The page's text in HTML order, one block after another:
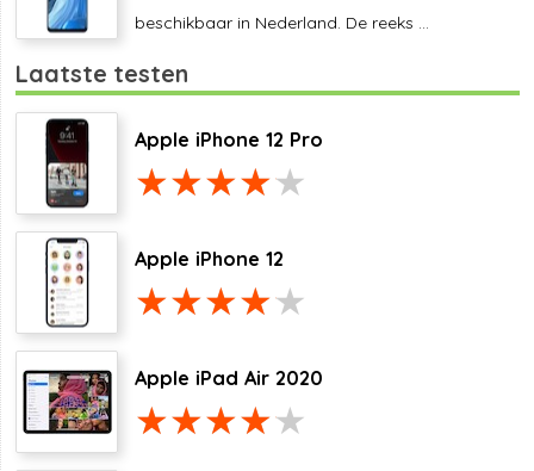
beschikbaar in Nederland. De reeks ...
Laatste testen
Apple iPhone 12 Pro
Apple iPhone 12
Apple iPad Air 2020